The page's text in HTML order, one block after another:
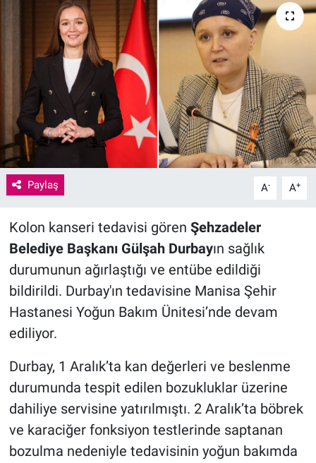
Paylaş A- A+
Kolon kanseri tedavisi gören Şehzadeler
Belediye Başkanı Gülşah Durbayın sağlık
durumunun ağırlaştığı ve entübe edildiği
bildirildi. Durbay'ın tedavisine Manisa Şehir
Hastanesi Yoğun Bakım Ünitesi’nde devam
ediliyor.
Durbay, 1 Aralık’ta kan değerleri ve beslenme
durumunda tespit edilen bozukluklar üzerine
dahiliye servisine yatırılmıştı. 2 Aralık’ta böbrek
ve karaciğer fonksiyon testlerinde saptanan
bozulma nedeniyle tedavisinin yoğun bakımda